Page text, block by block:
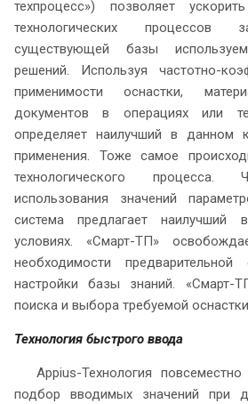
техпроцесс») позволяет
технологических
существующей базы
решений. Используя частотно-
применимости оснастки,
документов в операциях или
определяет наилучший в данном
применения. Тоже самое
технологического процесса.
использования значений
система предлагает наилучший
условиях. «Смарт-ТП»
необходимости
настройки базы знаний. «Смарт-
поиска и выбора требуемой
Технология быстрого ввода
Appius-Технология
подбор вводимых значений при